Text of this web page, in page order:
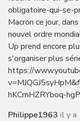
obligatoire-qui-se-
Macron ce jour,
nouvel ordre
Up prend encore
s'organiser plus
https://
hKCmHZRYboq-
Philippe1963 il y a